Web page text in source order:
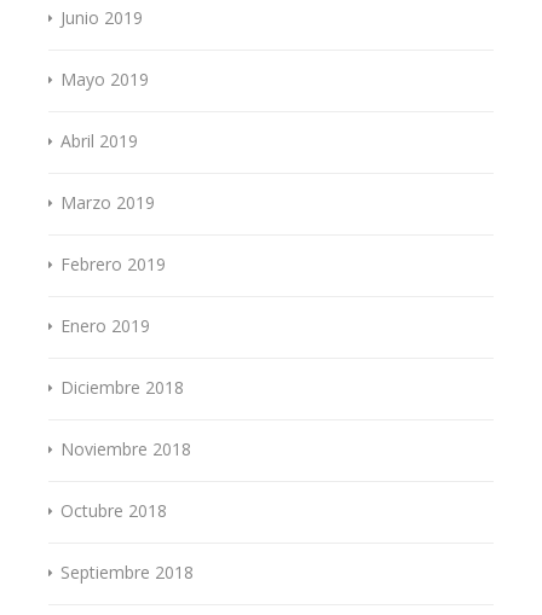
Junio 2019
Mayo 2019
Abril 2019
Marzo 2019
Febrero 2019
Enero 2019
Diciembre 2018
Noviembre 2018
Octubre 2018
Septiembre 2018